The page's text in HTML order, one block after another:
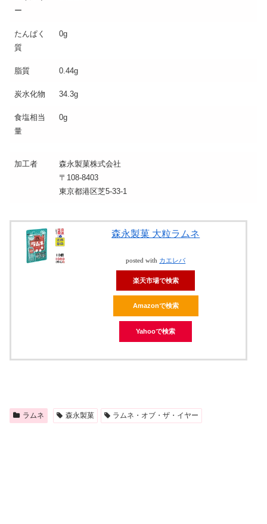
ー
たんぱく
質
0g
脂質 0.44g
炭水化物 34.3g
食塩相当
量
0g
加工者
森永製菓株式会社
〒108-8403
東京都港区芝5-33-1
森永製菓 大粒ラムネ
posted with カエレバ
楽天市場で検索
Amazonで検索
Yahooで検索
ラムネ 森永製菓 ラムネ・オブ・ザ・イヤー